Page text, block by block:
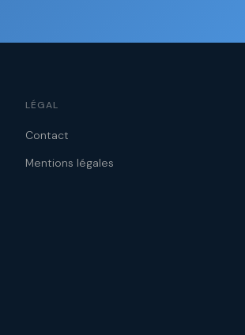
LÉGAL
Contact
Mentions légales